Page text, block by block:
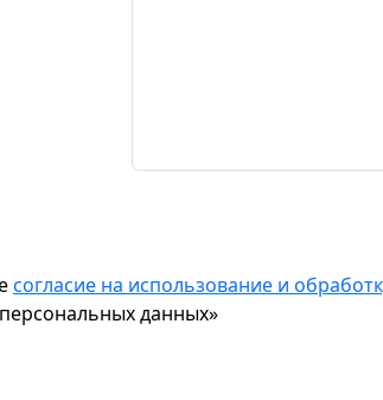
согласие на использование и
данных»